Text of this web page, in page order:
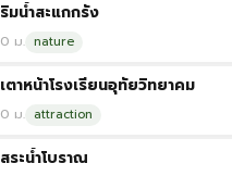
ริมน้ำสะแกกรัง
0 ม. nature
เตาหน้าโรงเรียนอุทัยวิทยาคม
0 ม. attraction
สระน้ำโบราณ